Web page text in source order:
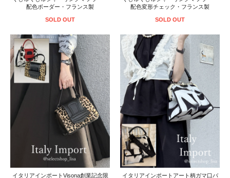
配色ボーダー・フランス製
SOLD OUT
配色変形チェック・フランス製
SOLD OUT
イタリアインポートVisona創業記念限 イタリアインポートアート柄ガマ口バ